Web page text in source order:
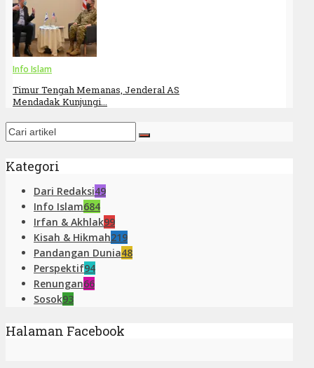
Info Islam
Timur Tengah Memanas, Jenderal AS
Mendadak Kunjungi...
Kategori
Dari Redaksi49
Info Islam684
Irfan & Akhlak99
Kisah & Hikmah219
Pandangan Dunia48
Perspektif94
Renungan66
Sosok93
Halaman Facebook